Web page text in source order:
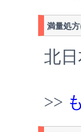
満量処
北
>>